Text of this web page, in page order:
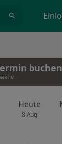
buchen
Heute
8 Aug